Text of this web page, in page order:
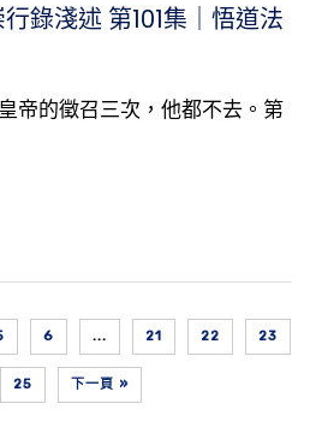
錄淺述 第101集｜悟道法
帝的徵召三次，他都不去。第
6 ... 21 22 23
25 下一頁 »